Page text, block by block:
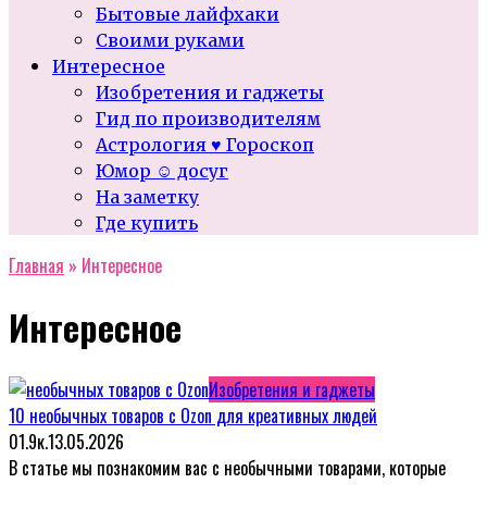
Бытовые лайфхаки
Своими руками
Интересное
Изобретения и гаджеты
Гид по производителям
Астрология ♥ Гороскоп
Юмор ☺ досуг
На заметку
Где купить
Главная » Интересное
Интересное
Изобретения и гаджеты
10 необычных товаров с Ozon для креативных людей
01.9к.13.05.2026
В статье мы познакомим вас с необычными товарами, которые